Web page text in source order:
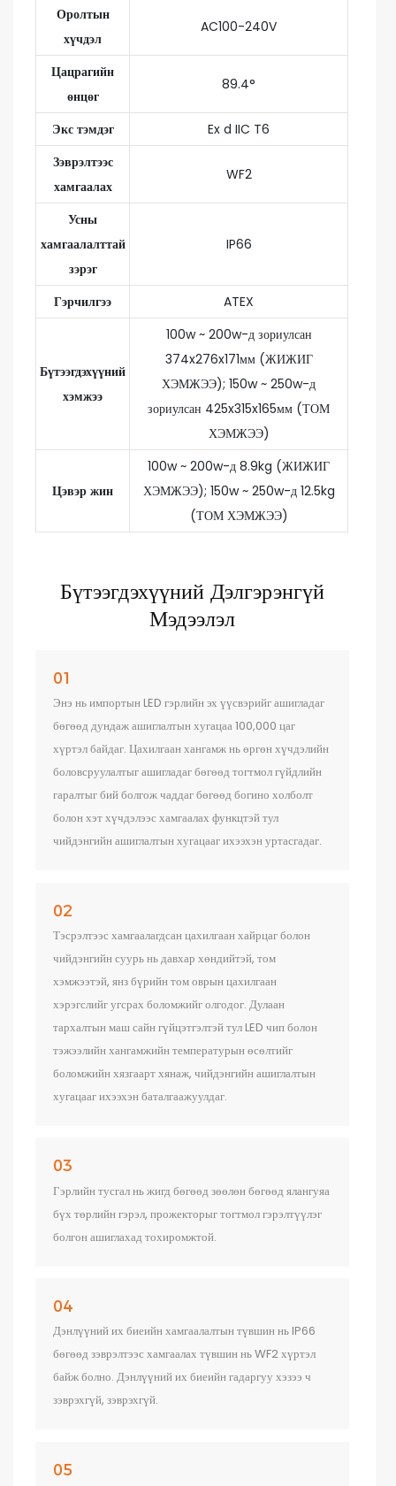
Оролтын
хүчдэл
AC100-240V
Цацрагийн
өнцөг
89.4°
Экс тэмдэг
Ex d IIC T6
Зэврэлтээс
хамгаалах
WF2
Усны
хамгаалалттай
зэрэг
IP66
Гэрчилгээ ATEX
Бүтээгдэхүүний
хэмжээ
100w ~ 200w-д зориулсан
374x276x171мм (ЖИЖИГ
ХЭМЖЭЭ); 150w ~ 250w-д
зориулсан 425x315x165мм (ТОМ
ХЭМЖЭЭ)
Цэвэр жин
100w ~ 200w-д 8.9kg (ЖИЖИГ
ХЭМЖЭЭ); 150w ~ 250w-д 12.5kg
(ТОМ ХЭМЖЭЭ)
Бүтээгдэхүүний Дэлгэрэнгүй
Мэдээлэл
01
Энэ нь импортын LED гэрлийн эх үүсвэрийг ашигладаг
бөгөөд дундаж ашиглалтын хугацаа 100,000 цаг
хүртэл байдаг. Цахилгаан хангамж нь өргөн хүчдэлийн
боловсруулалтыг ашигладаг бөгөөд тогтмол гүйдлийн
гаралтыг бий болгож чаддаг бөгөөд богино холболт
болон хэт хүчдэлээс хамгаалах функцтэй тул
чийдэнгийн ашиглалтын хугацааг ихээхэн уртасгадаг.
02
Тэсрэлтээс хамгаалагдсан цахилгаан хайрцаг болон
чийдэнгийн суурь нь давхар хөндийтэй, том
хэмжээтэй, янз бүрийн том оврын цахилгаан
хэрэгслийг угсрах боломжийг олгодог. Дулаан
тархалтын маш сайн гүйцэтгэлтэй тул LED чип болон
тэжээлийн хангамжийн температурын өсөлтийг
боломжийн хязгаарт хянаж, чийдэнгийн ашиглалтын
хугацааг ихээхэн баталгаажуулдаг.
03
Гэрлийн тусгал нь жигд бөгөөд зөөлөн бөгөөд ялангуяа
бүх төрлийн гэрэл, прожекторыг тогтмол гэрэлтүүлэг
болгон ашиглахад тохиромжтой.
04
Дэнлүүний их биеийн хамгаалалтын түвшин нь IP66
бөгөөд зэврэлтээс хамгаалах түвшин нь WF2 хүртэл
байж болно. Дэнлүүний их биеийн гадаргуу хэзээ ч
зэврэхгүй, зэврэхгүй.
05